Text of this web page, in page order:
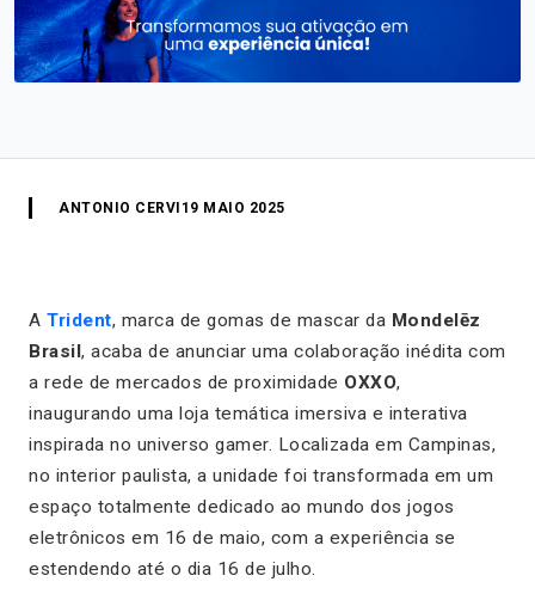
ANTONIO CERVI 19 MAIO 2025
A Trident, marca de gomas de mascar da Mondelēz
Brasil, acaba de anunciar uma colaboração inédita com
a rede de mercados de proximidade OXXO,
inaugurando uma loja temática imersiva e interativa
inspirada no universo gamer. Localizada em Campinas,
no interior paulista, a unidade foi transformada em um
espaço totalmente dedicado ao mundo dos jogos
eletrônicos em 16 de maio, com a experiência se
estendendo até o dia 16 de julho.